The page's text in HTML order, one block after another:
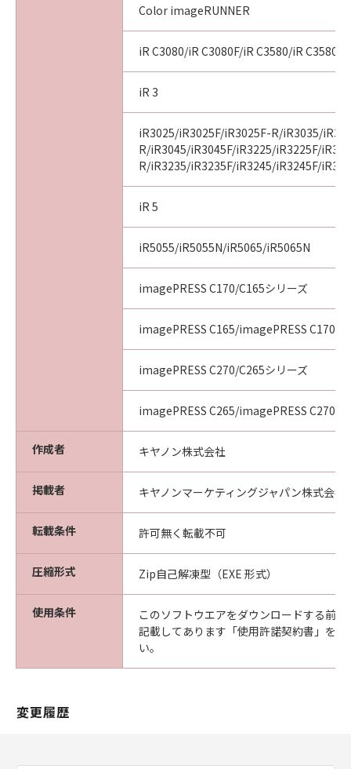
Color imageRUNNER
iR C3080/iR C3080F/iR C3580/iR C3580F
iR 3
iR3025/iR3025F/iR3025F-R/iR3035/
R/iR3045/iR3045F/iR3225/iR3225F/
R/iR3235/iR3235F/iR3245/iR3245F/
iR 5
iR5055/iR5055N/iR5065/iR5065N
imagePRESS C170/C165シリーズ
imagePRESS C165/imagePRESS C170
imagePRESS C270/C265シリーズ
imagePRESS C265/imagePRESS C270
作成者 キヤノン株式会社
掲載者 キヤノンマーケティングジャパン株式会社
転載条件 許可無く転載不可
圧縮形式 Zip自己解凍型（EXE 形式）
使用条件
このソフトウエアをダウンロードする前
記載してあります「使用許諾契約書」を
い。
変更履歴